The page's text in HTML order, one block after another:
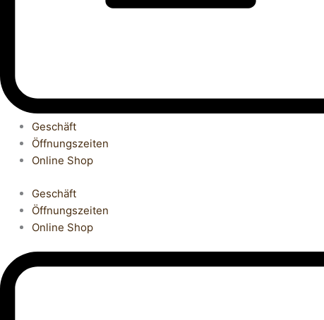
Geschäft
Öffnungszeiten
Online Shop
Geschäft
Öffnungszeiten
Online Shop